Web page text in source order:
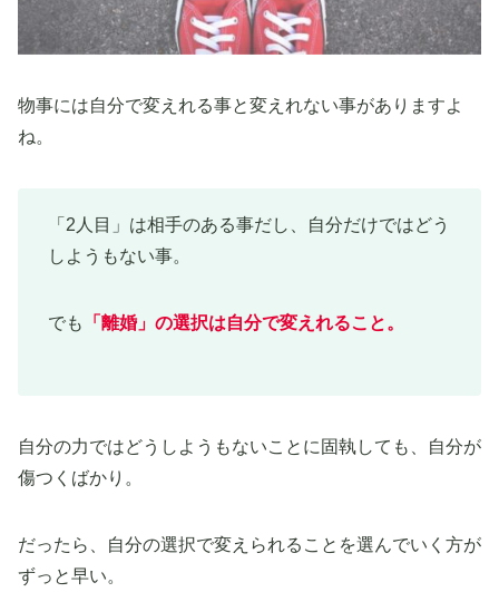
物事には自分で変えれる事と変えれない事がありますよ
ね。
「2人目」は相手のある事だし、自分だけではどう
しようもない事。
でも 「離婚」の選択は自分で変えれること。
自分の力ではどうしようもないことに固執しても、自分が
傷つくばかり。
だったら、自分の選択で変えられることを選んでいく方が
ずっと早い。